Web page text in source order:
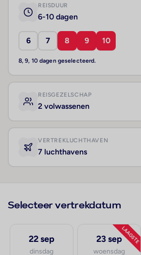
REISDUUR
6-10 dagen
6 7 8 9 10
8, 9, 10 dagen geselecteerd.
REISGEZELSCHAP
2 volwassenen
VERTREKLUCHTHAVEN
7 luchthavens
Selecteer vertrekdatum
22 sep
dinsdag
LAAGSTE
23 sep
woensdag